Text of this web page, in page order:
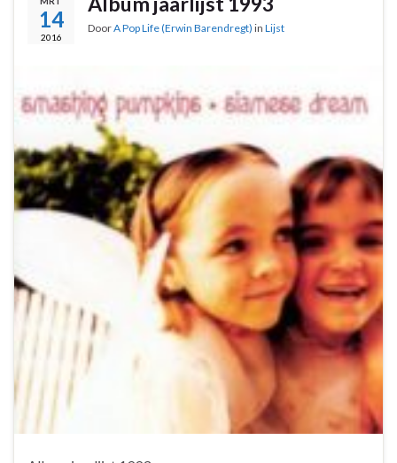
14
2016
DoorA Pop Life (Erwin Barendregt) in Lijst